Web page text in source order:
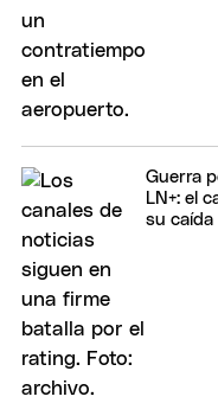
Guerra
LN+: el
su caída